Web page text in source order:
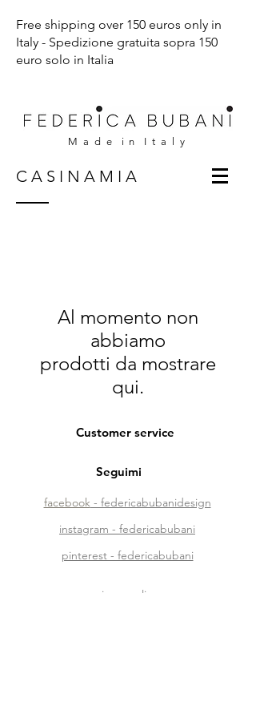
Free shipping over 150 euros only in
Italy - Spedizione gratuita sopra 150
euro solo in Italia
M a d e i n I t a l y
C A S I N A M I A
Al momento non
abbiamo
prodotti da mostrare
qui.
Customer service
Seguimi
facebook- federicabubanidesign
instagram - federicabubani
pinterest - federicabubani
privacy policy